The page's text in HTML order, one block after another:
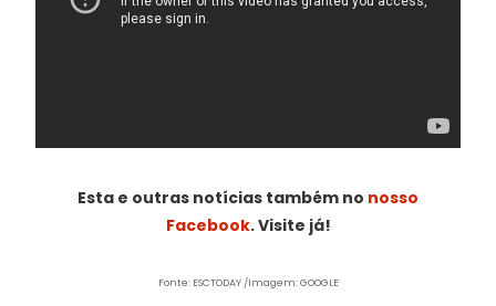
Esta e outras notícias também no nosso
Facebook. Visite já!
Fonte: ESCTODAY /Imagem: GOOGLE